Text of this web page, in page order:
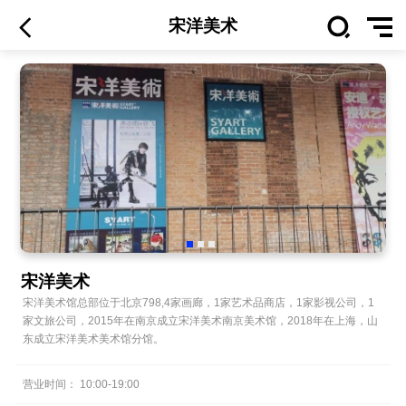
宋洋美术
宋洋美术
宋洋美术馆总部位于北京798,4家画廊，1家艺术品商店，1家影视公司，1
家文旅公司，2015年在南京成立宋洋美术南京美术馆，2018年在上海，山
东成立宋洋美术美术馆分馆。
营业时间： 10:00-19:00